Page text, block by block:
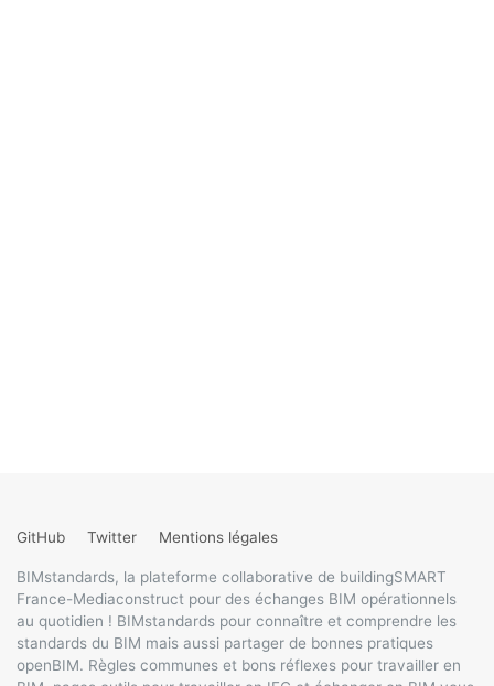
GitHub Twitter Mentions légales
BIMstandards, la plateforme collaborative de buildingSMART
France-Mediaconstruct pour des échanges BIM opérationnels
au quotidien ! BIMstandards pour connaître et comprendre les
standards du BIM mais aussi partager de bonnes pratiques
openBIM. Règles communes et bons réflexes pour travailler en